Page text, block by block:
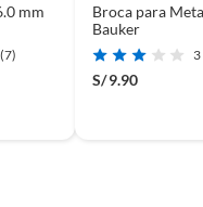
mm
(7)
Broca para
Bauker
3
S/9.90